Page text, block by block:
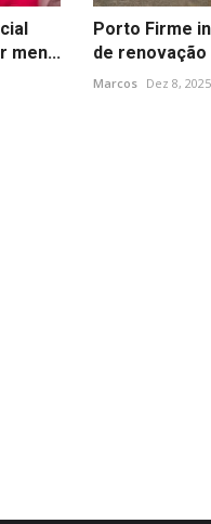
men...
Porto Firme
de
Marcos Dez 8, 2025